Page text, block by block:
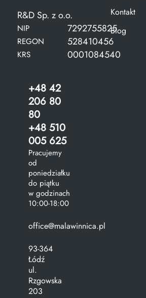
R&D Sp. z o.o.
NIP 7292755825
REGON 528410456
KRS 0001084540
+48 42
206 80
80
+48 510
005 625
Pracujemy
od
poniedziałku
do piątku
w godzinach
10:00-18:00
office@malawinnica.pl
93-364
Łódź
ul.
Rzgowska
203
Kontakt
Blog